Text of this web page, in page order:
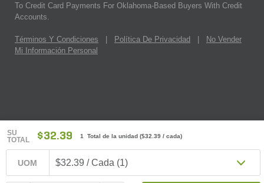
SU
TOTAL
$32.39 1 Total de la unidad ($32.39 / cada)
UOM $32.39 / Cada (1)
To Credit Card Payments For Oklahoma-Based Buyers With Credit
Accounts.
Términos Y Condiciones Política De Privacidad
No Vender
Mi Información Personal